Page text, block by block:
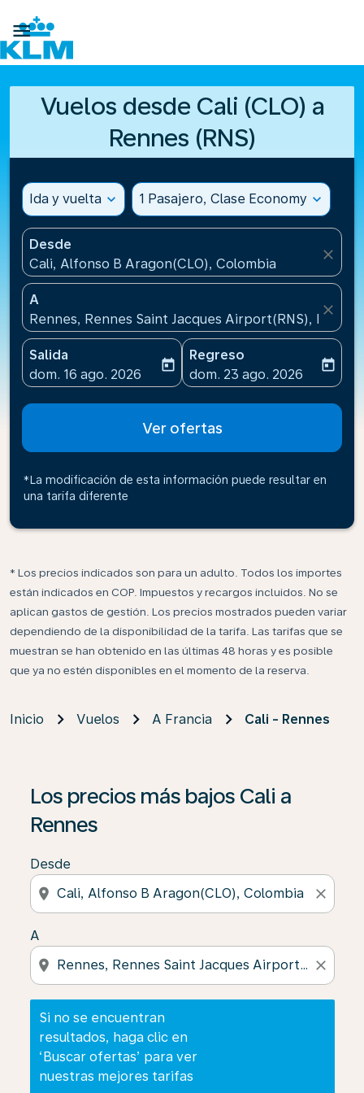

Vuelos desde Cali (CLO) a
Rennes (RNS)
Ida y vuelta expand_more 1 Pasajero, Clase Economy expand_more
Desde
Cali, Alfonso B Aragon(CLO), Colombia
close
A
Rennes, Rennes Saint Jacques Airport(RNS), Francia
close
Salida
fc-booking-departure-date-aria-label
dom. 16 ago. 2026
today
Regreso
fc-booking-return-date-
dom. 23 ago. 2026
today
Ver ofertas
*La modificación de esta información puede resultar en
una tarifa diferente
* Los precios indicados son para un adulto. Todos los importes
están indicados en COP. Impuestos y recargos incluidos. No se
aplican gastos de gestión. Los precios mostrados pueden variar
dependiendo de la disponibilidad de la tarifa. Las tarifas que se
muestran se han obtenido en las últimas 48 horas y es posible
que ya no estén disponibles en el momento de la reserva.
Inicio Vuelos A Francia Cali - Rennes
Los precios más bajos Cali a
Rennes
Desde
location_on close
A
location_on close
Si no se encuentran
resultados, haga clic en
‘Buscar ofertas’ para ver
nuestras mejores tarifas
Si no se encuentran resultados, haga clic en ‘Buscar